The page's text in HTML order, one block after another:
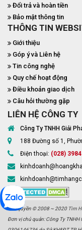
Đổi trả và hoàn tiền
Bảo mật thông tin
THÔNG TIN
Giới thiệu
Góp ý và Liên hệ
Tin công nghệ
Quy chế hoạt động
Điều khoản giao dịch
Câu hỏi thường gặp
LIÊN HỆ CÔNG TY
Công Ty TNHH Giải
188 Đường số 1,
Điện thoại: (028)
Bản quyền © 2008 ~ 2020 Tìm
Đơn vị chủ quản: Công Ty TNHH